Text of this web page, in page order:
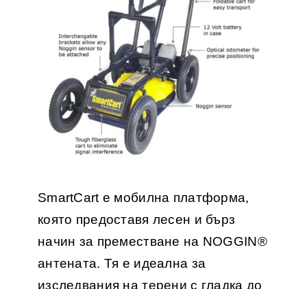
SmartCart е мобилна платформа,
която предоставя лесен и бърз
начин за преместване на NOGGIN®
антената. Тя е идеална за
изследвания на терени с гладка до